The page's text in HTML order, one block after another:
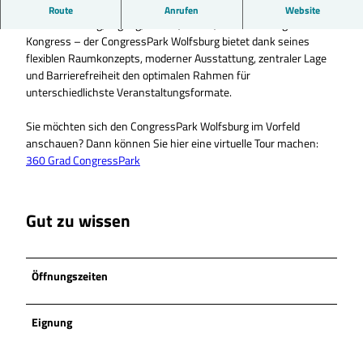
Route Anrufen Website
Sie suchen eine Location mit Platz für bis zu 3.000 Personen? Ob
Kongress – der CongressPark Wolfsburg bietet dank seines
flexiblen Raumkonzepts, moderner Ausstattung, zentraler Lage
und Barrierefreiheit den optimalen Rahmen für
unterschiedlichste Veranstaltungsformate.
Sie möchten sich den CongressPark Wolfsburg im Vorfeld
anschauen? Dann können Sie hier eine virtuelle Tour machen:
360 Grad CongressPark
Gut zu wissen
Öffnungszeiten
Eignung